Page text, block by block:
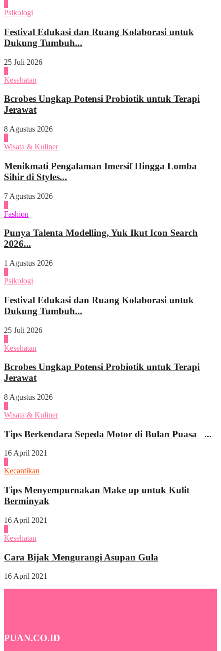
Psikologi
Festival Edukasi dan Ruang Kolaborasi untuk
Dukung Tumbuh...
25 Juli 2026
Kesehatan
Bcrobes Ungkap Potensi Probiotik untuk Terapi
Jerawat
8 Agustus 2026
Wisata & Kuliner
Menikmati Pengalaman Imersif Hingga Lomba
Sihir di Styles...
7 Agustus 2026
Fashion
Punya Talenta Modelling, Yuk Ikut Icon Search
2026...
1 Agustus 2026
Psikologi
Festival Edukasi dan Ruang Kolaborasi untuk
Dukung Tumbuh...
25 Juli 2026
Kesehatan
Bcrobes Ungkap Potensi Probiotik untuk Terapi
Jerawat
8 Agustus 2026
Wisata & Kuliner
Tips Berkendara Sepeda Motor di Bulan Puasa ...
16 April 2021
Kecantikan
Tips Menyempurnakan Make up untuk Kulit
Berminyak
16 April 2021
Kesehatan
Cara Bijak Mengurangi Asupan Gula
16 April 2021
PUAN.CO.ID